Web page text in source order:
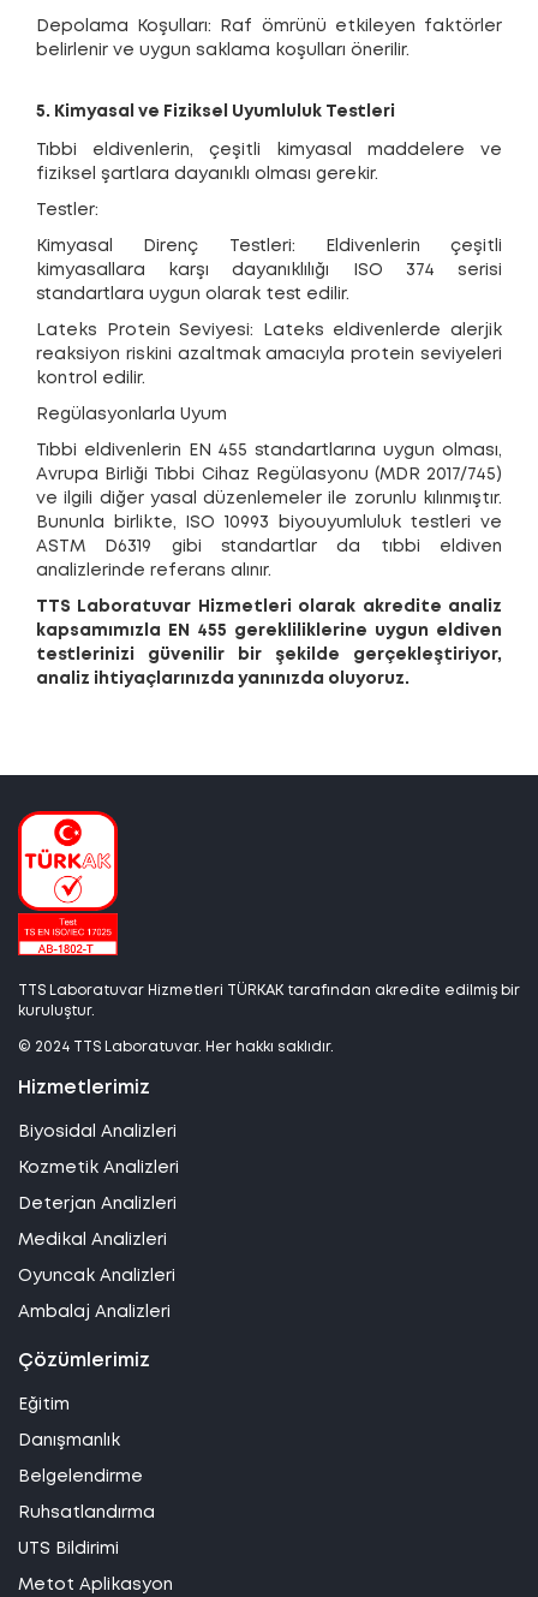
Depolama Koşulları: Raf ömrünü etkileyen faktörler
belirlenir ve uygun saklama koşulları önerilir.
5. Kimyasal ve Fiziksel Uyumluluk Testleri
Tıbbi eldivenlerin, çeşitli kimyasal maddelere ve
fiziksel şartlara dayanıklı olması gerekir.
Testler:
Kimyasal Direnç Testleri: Eldivenlerin çeşitli
kimyasallara karşı dayanıklılığı ISO 374 serisi
standartlara uygun olarak test edilir.
Lateks Protein Seviyesi: Lateks eldivenlerde alerjik
reaksiyon riskini azaltmak amacıyla protein seviyeleri
kontrol edilir.
Regülasyonlarla Uyum
Tıbbi eldivenlerin EN 455 standartlarına uygun olması,
Avrupa Birliği Tıbbi Cihaz Regülasyonu (MDR 2017/745)
ve ilgili diğer yasal düzenlemeler ile zorunlu kılınmıştır.
Bununla birlikte, ISO 10993 biyouyumluluk testleri ve
ASTM D6319 gibi standartlar da tıbbi eldiven
analizlerinde referans alınır.
TTS Laboratuvar Hizmetleri olarak akredite analiz
kapsamımızla EN 455 gerekliliklerine uygun eldiven
testlerinizi güvenilir bir şekilde gerçekleştiriyor,
analiz ihtiyaçlarınızda yanınızda oluyoruz.
TTS Laboratuvar Hizmetleri TÜRKAK tarafından akredite edilmiş bir
kuruluştur.
© 2024 TTS Laboratuvar. Her hakkı saklıdır.
Hizmetlerimiz
Biyosidal Analizleri
Kozmetik Analizleri
Deterjan Analizleri
Medikal Analizleri
Oyuncak Analizleri
Ambalaj Analizleri
Çözümlerimiz
Eğitim
Danışmanlık
Belgelendirme
Ruhsatlandırma
UTS Bildirimi
Metot Aplikasyon